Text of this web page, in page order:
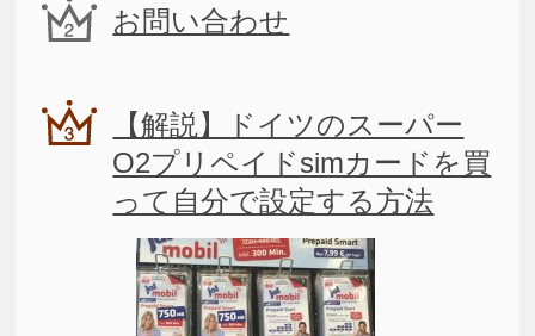
お問い合わせ
【解説】ドイツのスーパー
O2プリペイドsimカードを買
って自分で設定する方法